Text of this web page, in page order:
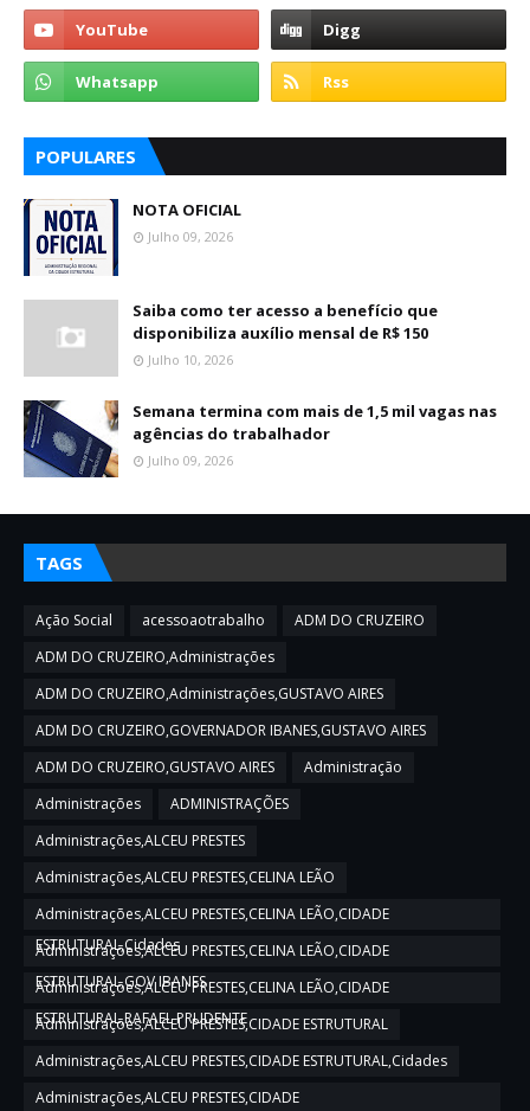
POPULARES
NOTA OFICIAL
Julho 09, 2026
Saiba como ter acesso a benefício que
disponibiliza auxílio mensal de R$ 150
Julho 10, 2026
Semana termina com mais de 1,5 mil vagas nas
agências do trabalhador
Julho 09, 2026
TAGS
Ação Social acessoaotrabalho
ADM DO CRUZEIRO
ADM DO CRUZEIRO,Administrações
ADM DO CRUZEIRO,Administrações,GUSTAVO AIRES
ADM DO CRUZEIRO,GOVERNADOR IBANES,GUSTAVO AIRES
ADM DO CRUZEIRO,GUSTAVO AIRES
Administração
Administrações
ADMINISTRAÇÕES
Administrações,ALCEU PRESTES
Administrações,ALCEU PRESTES,CELINA LEÃO
Administrações,ALCEU PRESTES,CELINA LEÃO,CIDADE
ESTRUTURAL,Cidades
Administrações,ALCEU PRESTES,CELINA LEÃO,CIDADE
ESTRUTURAL,GOV IBANES
Administrações,ALCEU PRESTES,CELINA LEÃO,CIDADE
ESTRUTURAL,RAFAEL PRUDENTE
Administrações,ALCEU PRESTES,CIDADE ESTRUTURAL
Administrações,ALCEU PRESTES,CIDADE ESTRUTURAL,Cidades
Administrações,ALCEU PRESTES,CIDADE